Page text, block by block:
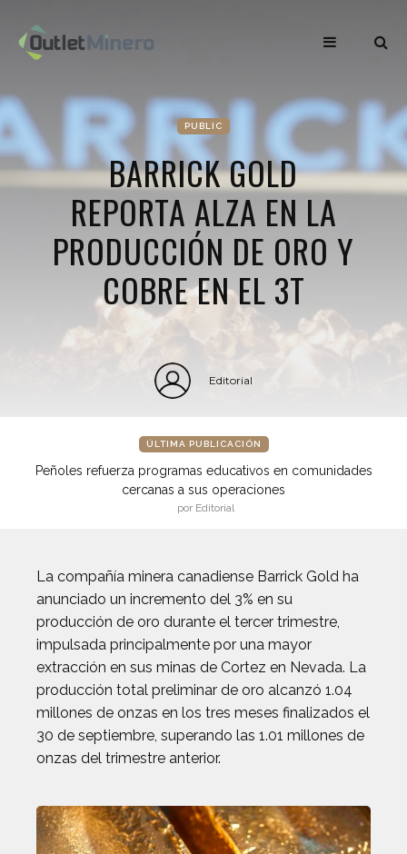
PUBLIC
BARRICK GOLD
REPORTA ALZA EN LA
PRODUCCIÓN DE ORO Y
COBRE EN EL 3T
Editorial
ÚLTIMA PUBLICACIÓN
Peñoles refuerza programas educativos en comunidades
cercanas a sus operaciones
por Editorial
La compañía minera canadiense Barrick Gold ha
anunciado un incremento del 3% en su
producción de oro durante el tercer trimestre,
impulsada principalmente por una mayor
extracción en sus minas de Cortez en Nevada. La
producción total preliminar de oro alcanzó 1.04
millones de onzas en los tres meses finalizados el
30 de septiembre, superando las 1.01 millones de
onzas del trimestre anterior.